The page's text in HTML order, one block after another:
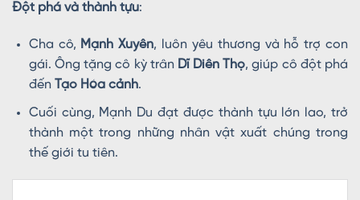
Đột phá và thành tựu:
Cha cô, Mạnh Xuyên, luôn yêu thương và hỗ trợ con
gái. Ông tặng cô kỳ trân Dĩ Diên Thọ, giúp cô đột phá
đến Tạo Hóa cảnh.
Cuối cùng, Mạnh Du đạt được thành tựu lớn lao, trở
thành một trong những nhân vật xuất chúng trong
thế giới tu tiên.